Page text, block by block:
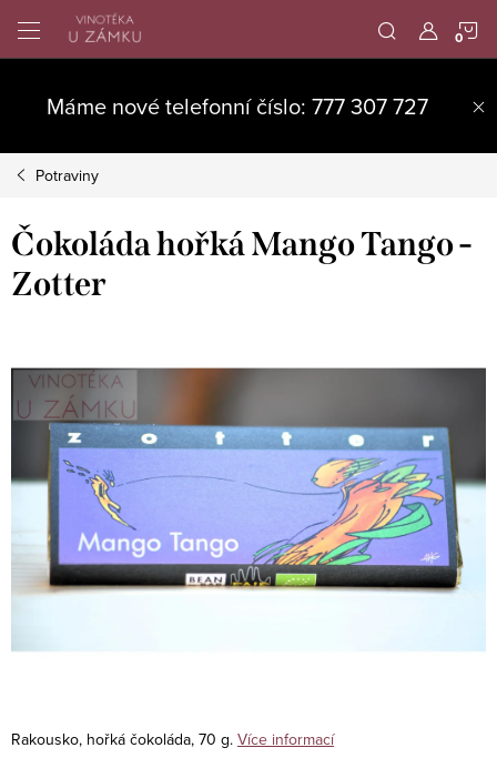
obsah
Máme nové telefonní číslo: 777 307 727
Potraviny
Čokoláda hořká Mango Tango -
Zotter
Rakousko, hořká čokoláda, 70 g. Více informací